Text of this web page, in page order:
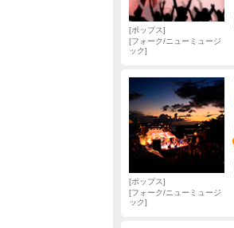
ポップス
フォーク/ニューミュージ
ック
ポップス
フォーク/ニューミュージ
ック